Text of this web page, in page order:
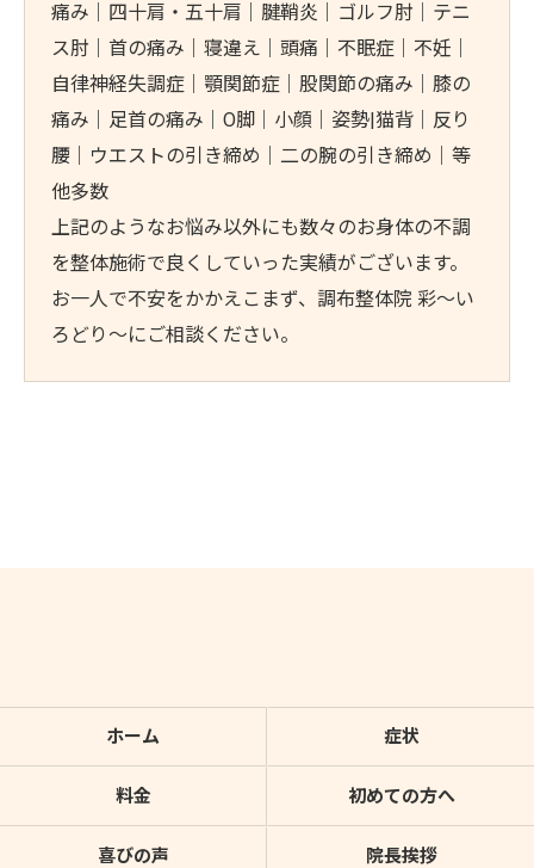
痛み｜四十肩・五十肩｜腱鞘炎｜ゴルフ肘｜テニ
ス肘｜首の痛み｜寝違え｜頭痛｜不眠症｜不妊｜
自律神経失調症｜顎関節症｜股関節の痛み｜膝の
痛み｜足首の痛み｜O脚｜小顔｜姿勢|猫背｜反り
腰｜ウエストの引き締め｜二の腕の引き締め｜等
他多数
上記のようなお悩み以外にも数々のお身体の不調
を整体施術で良くしていった実績がございます。
お一人で不安をかかえこまず、調布整体院 彩～い
ろどり～にご相談ください。
ホーム 症状
料金 初めての方へ
喜びの声 院長挨拶